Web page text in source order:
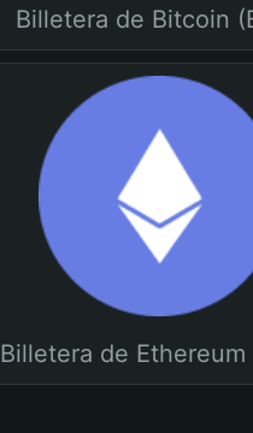
Billetera de Bitcoin
Billetera de Ethereum